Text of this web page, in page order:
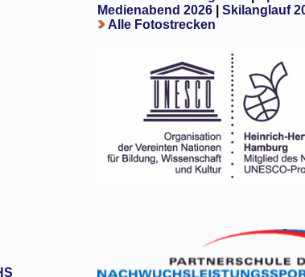
Medienabend 2026| Skilanglauf
Alle Fotostrecken